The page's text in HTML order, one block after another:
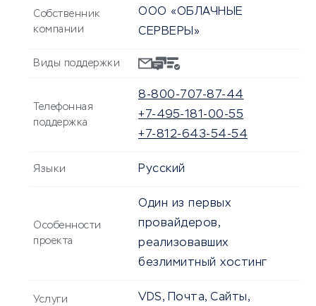
Собственник
компании
ООО «ОБЛАЧНЫЕ
СЕРВЕРЫ»
Виды поддержки
Телефонная
поддержка
8-800-707-87-44
+7-495-181-00-55
+7-812-643-54-54
Языки Русский
Особенности
проекта
Один из первых
провайдеров,
реализовавших
безлимитный хостинг
Услуги
VDS, Почта, Сайты,